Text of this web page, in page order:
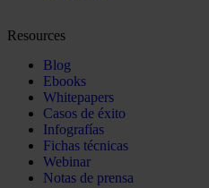
Resources
Blog
Ebooks
Whitepapers
Casos de éxito
Infografías
Fichas técnicas
Webinar
Notas de prensa